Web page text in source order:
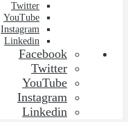
Twitter
YouTube
Instagram
Linkedin
Facebook
Twitter
YouTube
Instagram
Linkedin